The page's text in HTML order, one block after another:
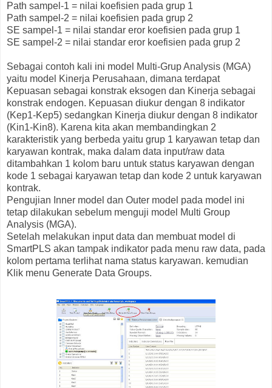
Path sampel-1 = nilai koefisien pada grup 1
Path sampel-2 = nilai koefisien pada grup 2
SE sampel-1 = nilai standar eror koefisien pada grup 1
SE sampel-2 = nilai standar eror koefisien pada grup 2
Sebagai contoh kali ini model Multi-Grup Analysis (MGA)
yaitu model Kinerja Perusahaan, dimana terdapat
Kepuasan sebagai konstrak eksogen dan Kinerja sebagai
konstrak endogen. Kepuasan diukur dengan 8 indikator
(Kep1-Kep5) sedangkan Kinerja diukur dengan 8 indikator
(Kin1-Kin8). Karena kita akan membandingkan 2
karakteristik yang berbeda yaitu grup 1 karyawan tetap dan
karyawan kontrak, maka dalam data input/raw data
ditambahkan 1 kolom baru untuk status karyawan dengan
kode 1 sebagai karyawan tetap dan kode 2 untuk karyawan
kontrak.
Pengujian Inner model dan Outer model pada model ini
tetap dilakukan sebelum menguji model Multi Group
Analysis (MGA).
Setelah melakukan input data dan membuat model di
SmartPLS akan tampak indikator pada menu raw data, pada
kolom pertama terlihat nama status karyawan. kemudian
Klik menu Generate Data Groups.